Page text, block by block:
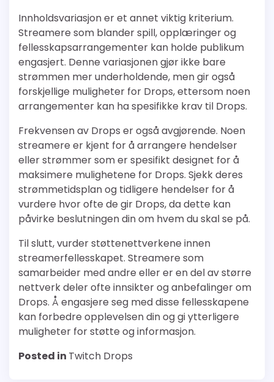
Innholdsvariasjon er et annet viktig kriterium.
Streamere som blander spill, opplæringer og
fellesskapsarrangementer kan holde publikum
engasjert. Denne variasjonen gjør ikke bare
strømmen mer underholdende, men gir også
forskjellige muligheter for Drops, ettersom noen
arrangementer kan ha spesifikke krav til Drops.
Frekvensen av Drops er også avgjørende. Noen
streamere er kjent for å arrangere hendelser
eller strømmer som er spesifikt designet for å
maksimere mulighetene for Drops. Sjekk deres
strømmetidsplan og tidligere hendelser for å
vurdere hvor ofte de gir Drops, da dette kan
påvirke beslutningen din om hvem du skal se på.
Til slutt, vurder støttenettverkene innen
streamerfellesskapet. Streamere som
samarbeider med andre eller er en del av større
nettverk deler ofte innsikter og anbefalinger om
Drops. Å engasjere seg med disse fellesskapene
kan forbedre opplevelsen din og gi ytterligere
muligheter for støtte og informasjon.
Posted in Twitch Drops